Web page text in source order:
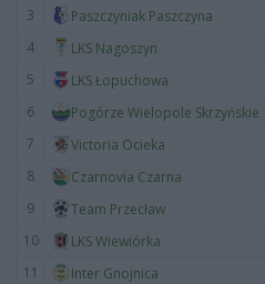
3
Paszczyniak Paszczyna
4
LKS Nagoszyn
5
LKS Łopuchowa
6
Pogórze Wielopole Skrzyńskie
7
Victoria Ocieka
8
Czarnovia Czarna
9
Team Przecław
10
LKS Wiewiórka
11
Inter Gnojnica